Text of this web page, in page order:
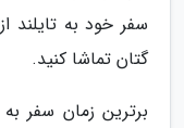
سفر خود به تایلند
گتان تماشا کنید.
برترین زمان سفر به